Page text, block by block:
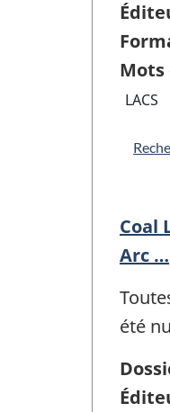
Mots
LACS
Coal
Arc …
été